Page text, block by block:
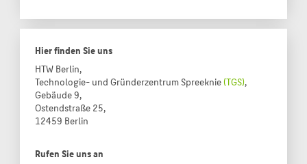
Hier finden Sie uns
HTW Berlin,
Technologie- und Gründerzentrum Spreeknie(TGS),
Gebäude 9,
Ostendstraße 25,
12459 Berlin
Rufen Sie uns an